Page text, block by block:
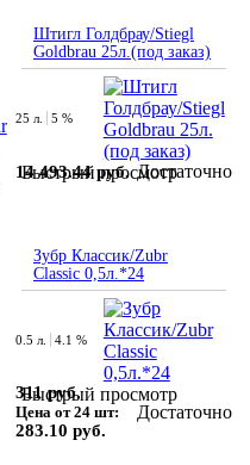
Штигл Голдбрау/Stiegl
Goldbrau 25л.(под заказ)
Быстрый просмотр
25 л. 5 %
14 493.44 руб. Достаточно
Зубр Классик/Zubr
Classic 0,5л.*24
Быстрый просмотр
0.5 л. 4.1 %
311 руб.
Цена от 24 шт:
283.10 руб.
Достаточно